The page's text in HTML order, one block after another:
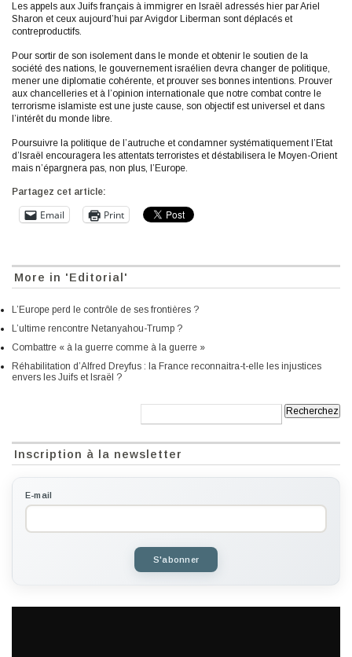
Les appels aux Juifs français à immigrer en Israël adressés hier par Ariel
Sharon et ceux aujourd’hui par Avigdor Liberman sont déplacés et
contreproductifs.
Pour sortir de son isolement dans le monde et obtenir le soutien de la
société des nations, le gouvernement israélien devra changer de politique,
mener une diplomatie cohérente, et prouver ses bonnes intentions. Prouver
aux chancelleries et à l’opinion internationale que notre combat contre le
terrorisme islamiste est une juste cause, son objectif est universel et dans
l’intérêt du monde libre.
Poursuivre la politique de l’autruche et condamner systématiquement l’Etat
d’Israël encouragera les attentats terroristes et déstabilisera le Moyen-Orient
mais n’épargnera pas, non plus, l’Europe.
Partagez cet article:
Email Print
More in 'Editorial'
L’Europe perd le contrôle de ses frontières ?
L’ultime rencontre Netanyahou-Trump ?
Combattre « à la guerre comme à la guerre »
Réhabilitation d’Alfred Dreyfus : la France reconnaitra-t-elle les injustices
envers les Juifs et Israël ?
Inscription à la newsletter
E-mail
S'abonner